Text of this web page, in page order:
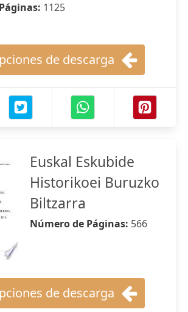
1125
de descarga
Euskal Eskubide
Historikoei Buruzko
Biltzarra
Número de Páginas: 566
de descarga